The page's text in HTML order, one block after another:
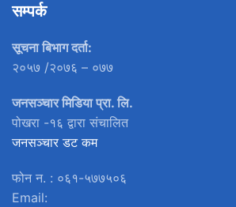
सम्पर्क
सूचना बिभाग दर्ता:
२०५७ /२०७६ – ०७७
जनसञ्चार मिडिया प्रा. लि.
पोखरा -१६ द्वारा संचालित
जनसञ्चार डट कम
फोन न. : ०६१-५७७५०६
Email: